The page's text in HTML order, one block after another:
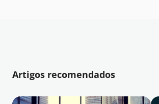
Artigos recomendados